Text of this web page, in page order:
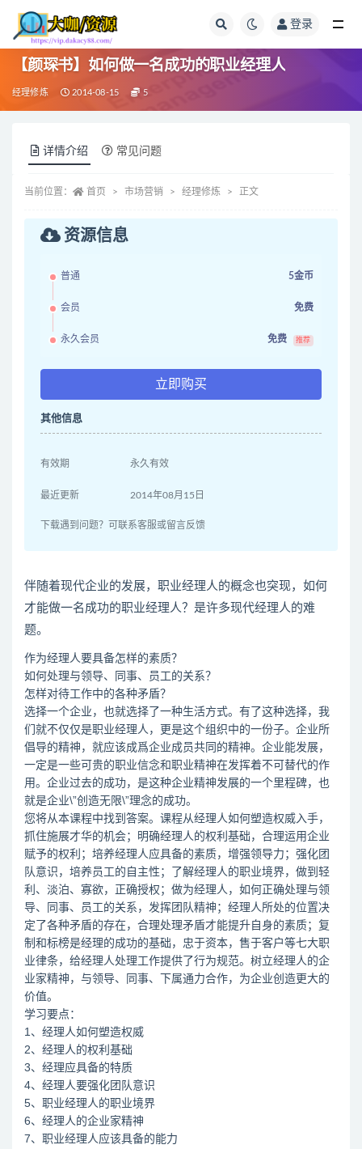
登录
【颜琛书】如何做一名成功的职业经理人
经理修炼 2014-08-15 5
详情介绍 常见问题
当前位置： 首页 市场营销 经理修炼 正文
资源信息
普通 5金币
会员 免费
永久会员 免费 推荐
立即购买
其他信息
有效期 永久有效
最近更新 2014年08月15日
下载遇到问题？可联系客服或留言反馈
伴随着现代企业的发展，职业经理人的概念也突现，如何
才能做一名成功的职业经理人？是许多现代经理人的难
题。
作为经理人要具备怎样的素质？
如何处理与领导、同事、员工的关系？
怎样对待工作中的各种矛盾？
选择一个企业，也就选择了一种生活方式。有了这种选择，我
们就不仅仅是职业经理人，更是这个组织中的一份子。企业所
倡导的精神，就应该成爲企业成员共同的精神。企业能发展，
一定是一些可贵的职业信念和职业精神在发挥着不可替代的作
用。企业过去的成功，是这种企业精神发展的一个里程碑，也
就是企业\”创造无限\”理念的成功。
您将从本课程中找到答案。课程从经理人如何塑造权威入手，
抓住施展才华的机会；明确经理人的权利基础，合理运用企业
赋予的权利；培养经理人应具备的素质，增强领导力；强化团
队意识，培养员工的自主性；了解经理人的职业境界，做到轻
利、淡泊、寡欲，正确授权；做为经理人，如何正确处理与领
导、同事、员工的关系，发挥团队精神；经理人所处的位置决
定了各种矛盾的存在，合理处理矛盾才能提升自身的素质；复
制和标榜是经理的成功的基础，忠于资本，售于客户等七大职
业律条，给经理人处理工作提供了行为规范。树立经理人的企
业家精神，与领导、同事、下属通力合作，为企业创造更大的
价值。
学习要点：
1、经理人如何塑造权威
2、经理人的权利基础
3、经理应具备的特质
4、经理人要强化团队意识
5、职业经理人的职业境界
6、经理人的企业家精神
7、职业经理人应该具备的能力
全部